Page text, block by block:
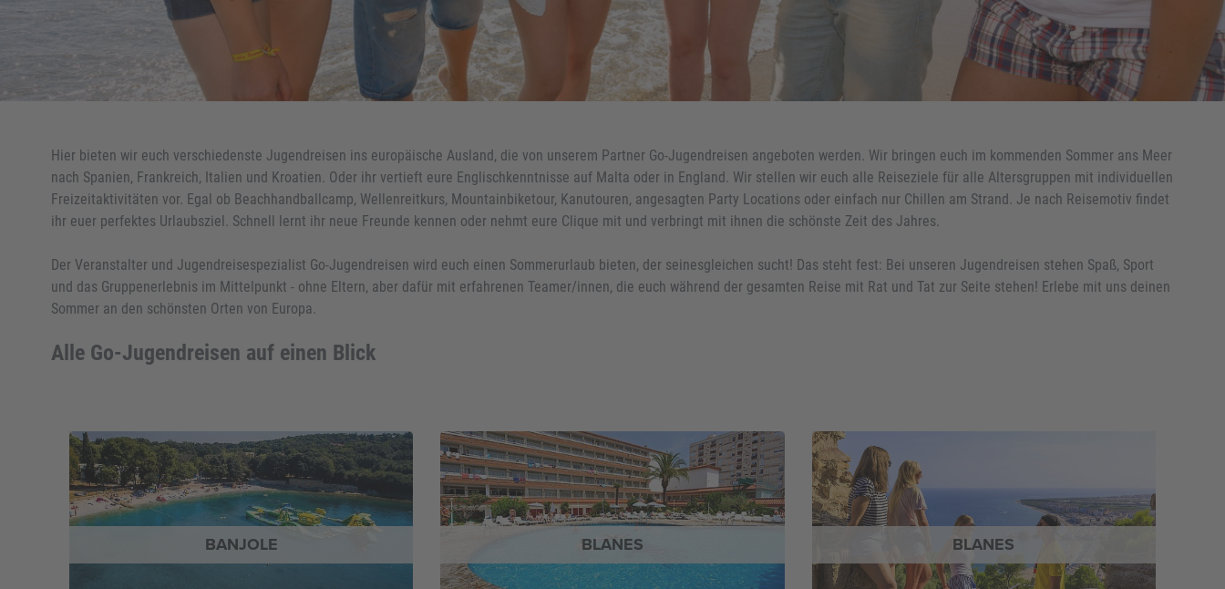
Hier bieten wir euch verschiedenste Jugendreisen ins europäische Ausland, die von unserem Partner Go-Jugendreisen angeboten werden. Wir bringen euch im kommenden Sommer ans Meer
nach Spanien, Frankreich, Italien und Kroatien. Oder ihr vertieft eure Englischkenntnisse auf Malta oder in England. Wir stellen wir euch alle Reiseziele für alle Altersgruppen mit individuellen
Freizeitaktivitäten vor. Egal ob Beachhandballcamp, Wellenreitkurs, Mountainbiketour, Kanutouren, angesagten Party Locations oder einfach nur Chillen am Strand. Je nach Reisemotiv findet
ihr euer perfektes Urlaubsziel. Schnell lernt ihr neue Freunde kennen oder nehmt eure Clique mit und verbringt mit ihnen die schönste Zeit des Jahres.
Der Veranstalter und Jugendreisespezialist Go-Jugendreisen wird euch einen Sommerurlaub bieten, der seinesgleichen sucht! Das steht fest: Bei unseren Jugendreisen stehen Spaß, Sport
und das Gruppenerlebnis im Mittelpunkt - ohne Eltern, aber dafür mit erfahrenen Teamer/innen, die euch während der gesamten Reise mit Rat und Tat zur Seite stehen! Erlebe mit uns deinen
Sommer an den schönsten Orten von Europa.
Alle Go-Jugendreisen auf einen Blick